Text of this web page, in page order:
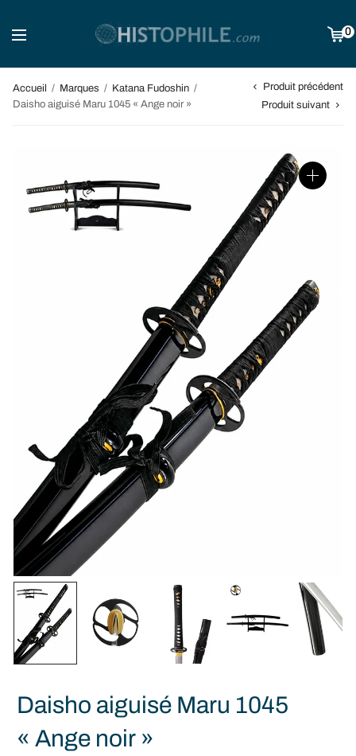
0
Accueil / Marques / Katana Fudoshin /
Daisho aiguisé Maru 1045 « Ange noir »
Produit précédent
Produit suivant
Daisho aiguisé Maru 1045
« Ange noir »